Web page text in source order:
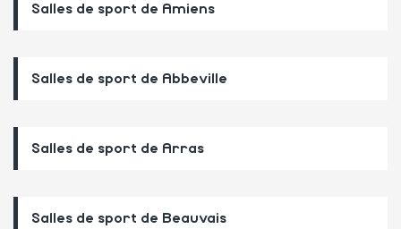
Salles de sport de Amiens
Salles de sport de Abbeville
Salles de sport de Arras
Salles de sport de Beauvais